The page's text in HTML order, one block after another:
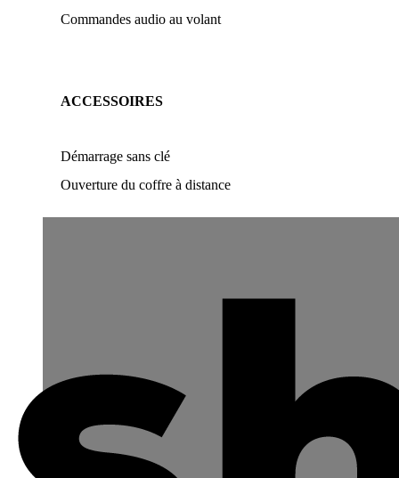
Commandes audio au volant
ACCESSOIRES
Démarrage sans clé
Ouverture du coffre à distance